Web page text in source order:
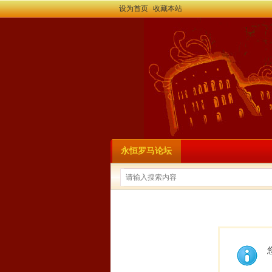
设为首页 收藏本站
永恒罗马论坛